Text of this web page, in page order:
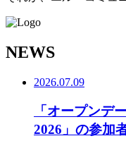
NEWS
2026.07.09
「オープンデ
2026」の参加